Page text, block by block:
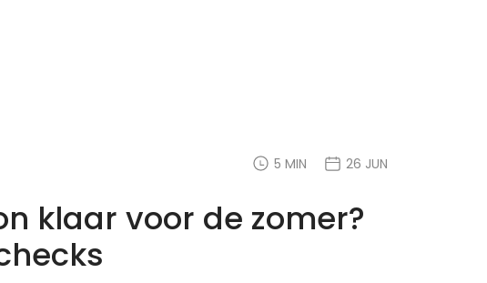
5 MIN 26 JUN
klaar voor de zomer?